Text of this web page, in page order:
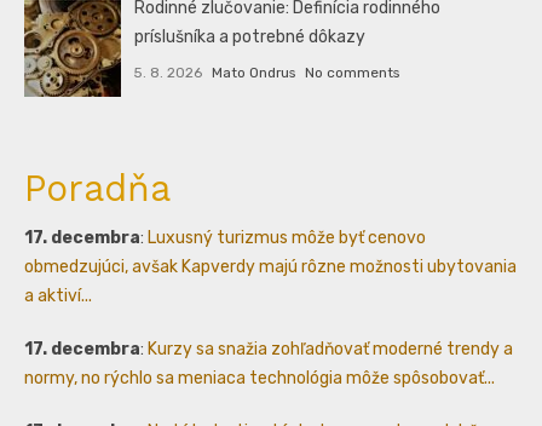
Rodinné zlučovanie: Definícia rodinného
príslušníka a potrebné dôkazy
5. 8. 2026 Mato Ondrus No comments
Poradňa
17. decembra: Luxusný turizmus môže byť cenovo
obmedzujúci, avšak Kapverdy majú rôzne možnosti ubytovania
a aktiví...
17. decembra: Kurzy sa snažia zohľadňovať moderné trendy a
normy, no rýchlo sa meniaca technológia môže spôsobovať...